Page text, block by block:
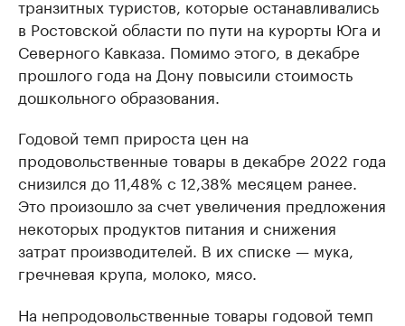
транзитных туристов, которые останавливались
в Ростовской области по пути на курорты Юга и
Северного Кавказа. Помимо этого, в декабре
прошлого года на Дону повысили стоимость
дошкольного образования.
Годовой темп прироста цен на
продовольственные товары в декабре 2022 года
снизился до 11,48% с 12,38% месяцем ранее.
Это произошло за счет увеличения предложения
некоторых продуктов питания и снижения
затрат производителей. В их списке — мука,
гречневая крупа, молоко, мясо.
На непродовольственные товары годовой темп